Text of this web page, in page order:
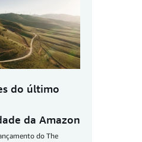
do último
da Amazon
do The